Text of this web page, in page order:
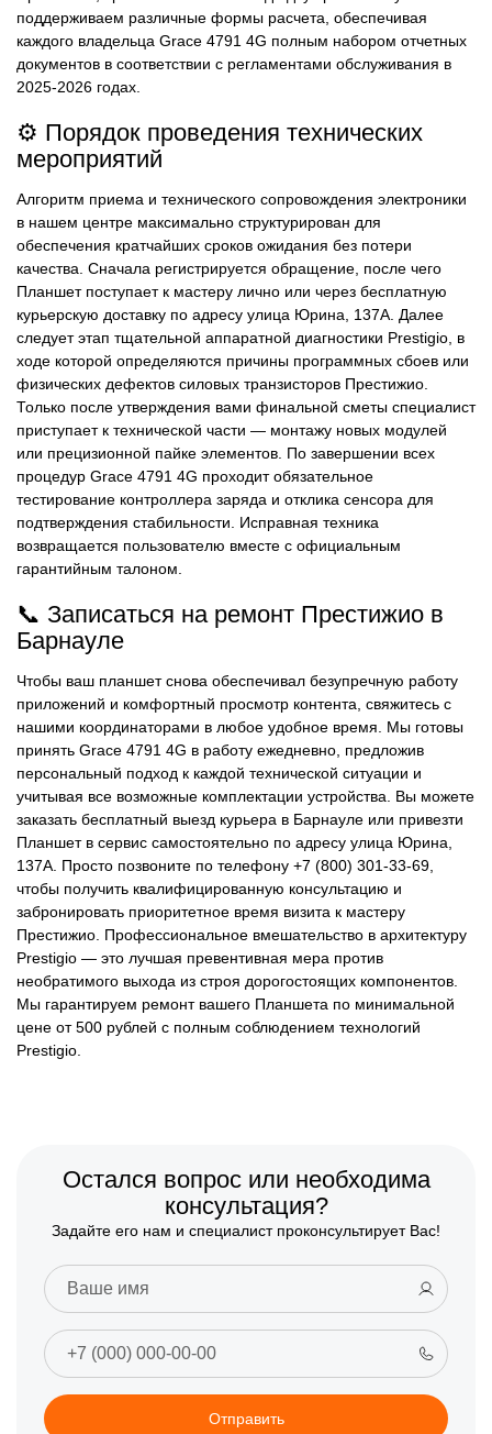
поддерживаем различные формы расчета, обеспечивая
каждого владельца Grace 4791 4G полным набором отчетных
документов в соответствии с регламентами обслуживания в
2025-2026 годах.
⚙️ Порядок проведения технических
мероприятий
Алгоритм приема и технического сопровождения электроники
в нашем центре максимально структурирован для
обеспечения кратчайших сроков ожидания без потери
качества. Сначала регистрируется обращение, после чего
Планшет поступает к мастеру лично или через бесплатную
курьерскую доставку по адресу улица Юрина, 137А. Далее
следует этап тщательной аппаратной диагностики Prestigio, в
ходе которой определяются причины программных сбоев или
физических дефектов силовых транзисторов Престижио.
Только после утверждения вами финальной сметы специалист
приступает к технической части — монтажу новых модулей
или прецизионной пайке элементов. По завершении всех
процедур Grace 4791 4G проходит обязательное
тестирование контроллера заряда и отклика сенсора для
подтверждения стабильности. Исправная техника
возвращается пользователю вместе с официальным
гарантийным талоном.
📞 Записаться на ремонт Престижио в
Барнауле
Чтобы ваш планшет снова обеспечивал безупречную работу
приложений и комфортный просмотр контента, свяжитесь с
нашими координаторами в любое удобное время. Мы готовы
принять Grace 4791 4G в работу ежедневно, предложив
персональный подход к каждой технической ситуации и
учитывая все возможные комплектации устройства. Вы можете
заказать бесплатный выезд курьера в Барнауле или привезти
Планшет в сервис самостоятельно по адресу улица Юрина,
137А. Просто позвоните по телефону +7 (800) 301-33-69,
чтобы получить квалифицированную консультацию и
забронировать приоритетное время визита к мастеру
Престижио. Профессиональное вмешательство в архитектуру
Prestigio — это лучшая превентивная мера против
необратимого выхода из строя дорогостоящих компонентов.
Мы гарантируем ремонт вашего Планшета по минимальной
цене от 500 рублей с полным соблюдением технологий
Prestigio.
Остался вопрос или необходима
консультация?
Задайте его нам и специалист проконсультирует Вас!
Отправить